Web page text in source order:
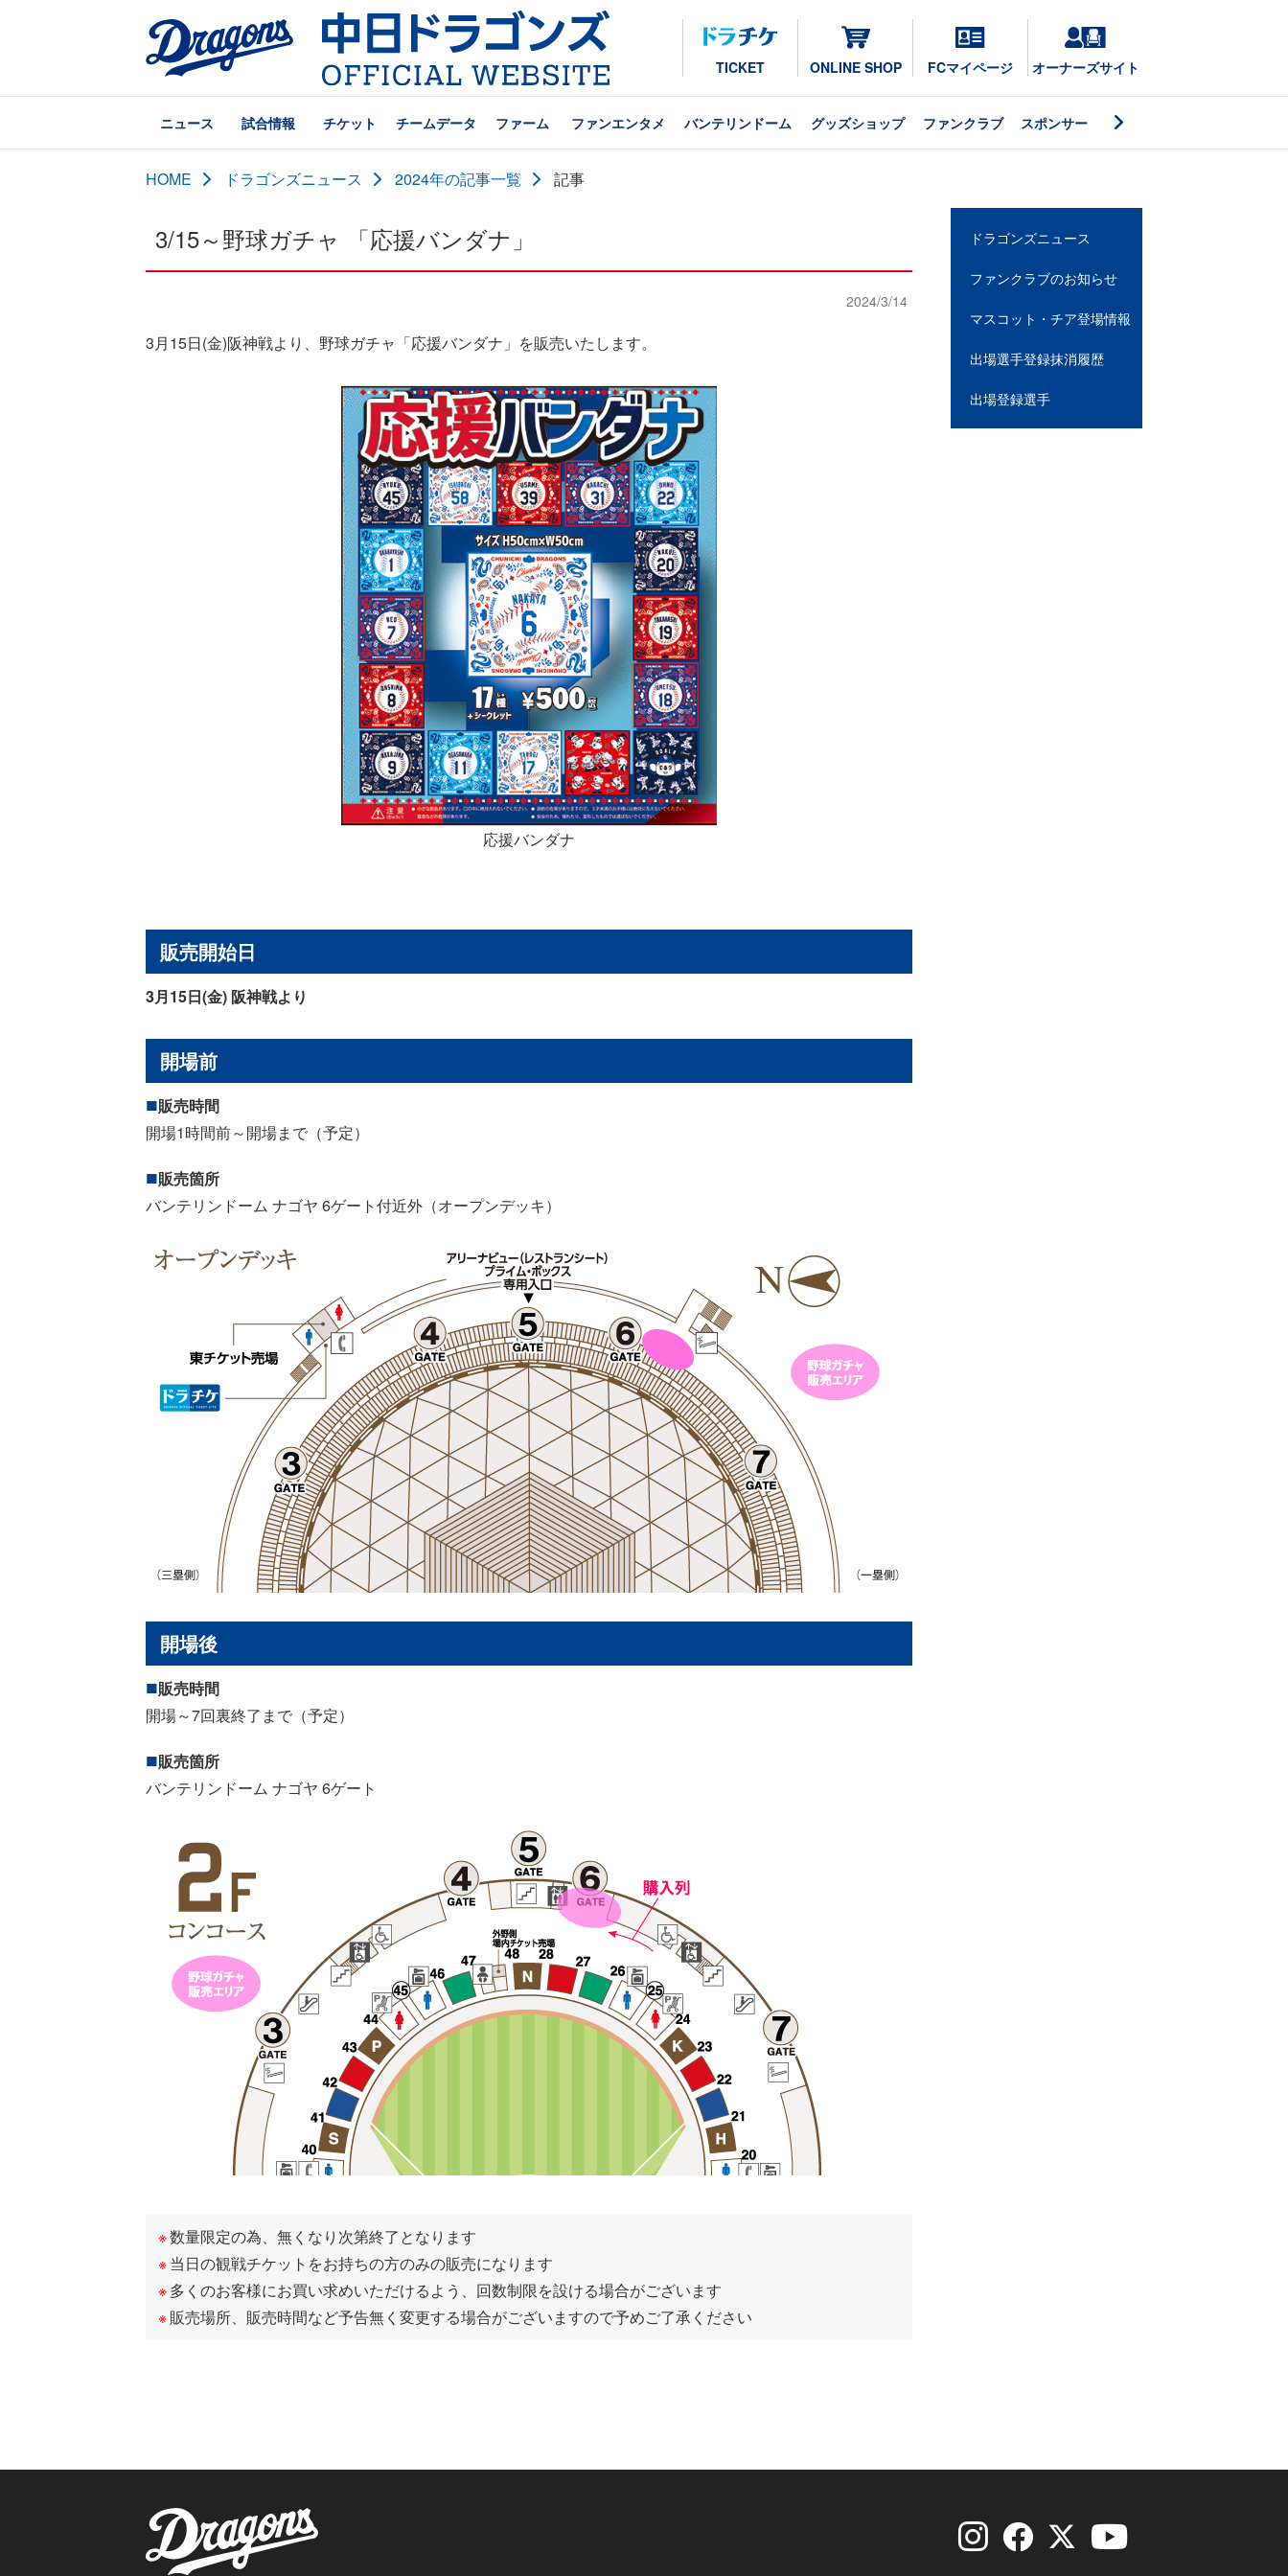
TICKET ONLINE SHOP FCマイページ オーナーズサイト
ニュース 試合情報 チケット チームデータ ファーム ファンエンタメ バンテリンドーム グッズショップ ファンクラブ スポンサー
HOME ドラゴンズニュース 2024年の記事一覧 記事
3/15～野球ガチャ 「応援バンダナ」
2024/3/14
3月15日(金)阪神戦より、野球ガチャ「応援バンダナ」を販売いたします。
応援バンダナ
販売開始日
3月15日(金) 阪神戦より
開場前
販売時間
開場1時間前～開場まで（予定）
販売箇所
バンテリンドーム ナゴヤ 6ゲート付近外（オープンデッキ）
開場後
販売時間
開場～7回裏終了まで（予定）
販売箇所
バンテリンドーム ナゴヤ 6ゲート
数量限定の為、無くなり次第終了となります
当日の観戦チケットをお持ちの方のみの販売になります
多くのお客様にお買い求めいただけるよう、回数制限を設ける場合がございます
販売場所、販売時間など予告無く変更する場合がございますので予めご了承ください
ドラゴンズニュース
ファンクラブのお知らせ
マスコット・チア登場情報
出場選手登録抹消履歴
出場登録選手